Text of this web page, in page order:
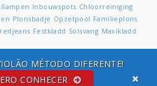
Inbouwspots Chloorreiniging
Plonsbadje Opzetpool Familieplons
Festkladd Solsvang Maxikladd
CONHECER